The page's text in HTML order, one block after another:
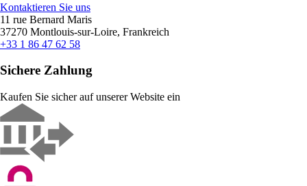
Kontaktieren Sie uns
11 rue Bernard Maris
37270 Montlouis-sur-Loire, Frankreich
+33 1 86 47 62 58
Sichere Zahlung
Kaufen Sie sicher auf unserer Website ein